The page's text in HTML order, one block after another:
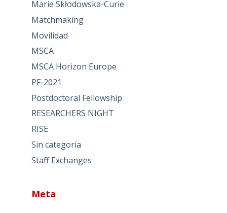
Marie Skłodowska-Curie
Matchmaking
Movilidad
MSCA
MSCA Horizon Europe
PF-2021
Postdoctoral Fellowship
RESEARCHERS NIGHT
RISE
Sin categoría
Staff Exchanges
Meta